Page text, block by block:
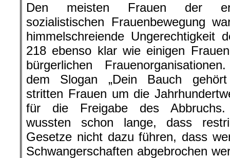
Den meisten Frauen der
sozialistischen Frauenbewegung
himmelschreiende Ungerechtigkeit
218 ebenso klar wie einigen
bürgerlichen
dem Slogan „Dein Bauch
stritten Frauen um die
für die Freigabe des
wussten schon lange, dass
Gesetze nicht dazu führen, dass
Schwangerschaften abgebrochen